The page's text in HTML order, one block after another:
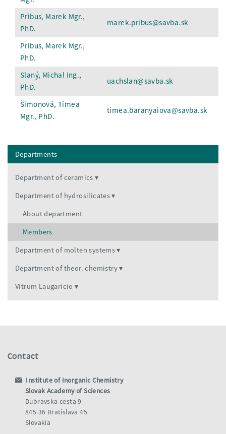
Pribus, Marek Mgr.,
PhD.
marek.pribus@savba.sk
Pribus, Marek Mgr.,
PhD.
Slaný, Michal Ing.,
PhD.
uachslan@savba.sk
Šimonová, Tímea
Mgr., PhD.
timea.baranyaiova@savba.sk
Departments
Department of ceramics
Department of hydrosilicates
About department
Members
Department of molten systems
Department of theor. chemistry
Vitrum Laugaricio
Contact
Institute of Inorganic Chemistry
Slovak Academy of Sciences
Dubravska cesta 9
845 36 Bratislava 45
Slovakia